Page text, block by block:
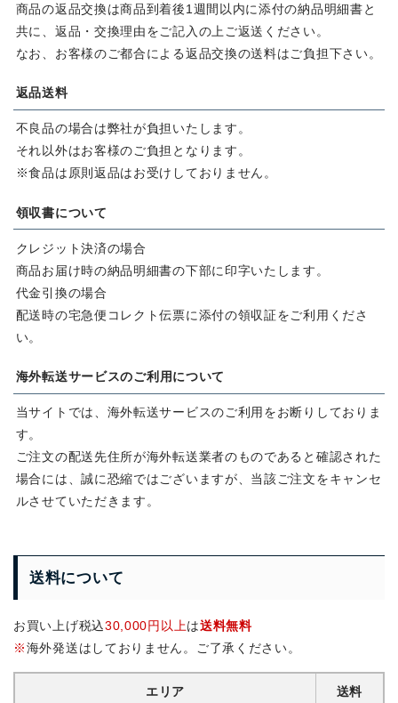
商品の返品交換は商品到着後1週間以内に添付の納品明細書と
共に、返品・交換理由をご記入の上ご返送ください。
なお、お客様のご都合による返品交換の送料はご負担下さい。
返品送料
不良品の場合は弊社が負担いたします。
それ以外はお客様のご負担となります。
※食品は原則返品はお受けしておりません。
領収書について
クレジット決済の場合
商品お届け時の納品明細書の下部に印字いたします。
代金引換の場合
配送時の宅急便コレクト伝票に添付の領収証をご利用くださ
い。
海外転送サービスのご利用について
当サイトでは、海外転送サービスのご利用をお断りしておりま
す。
ご注文の配送先住所が海外転送業者のものであると確認された
場合には、誠に恐縮ではございますが、当該ご注文をキャンセ
ルさせていただきます。
送料について
お買い上げ税込30,000円以上は送料無料
※海外発送はしておりません。ご了承ください。
エリア 送料